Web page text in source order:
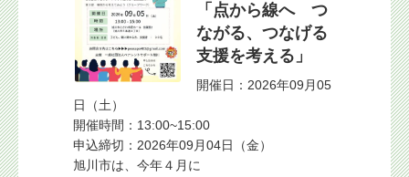
「点から線へ つ
ながる、つなげる
支援を考える」
開催日：2026年09月05
日（土）
開催時間：13:00~15:00
申込締切：2026年09月04日（金）
旭川市は、今年４月に